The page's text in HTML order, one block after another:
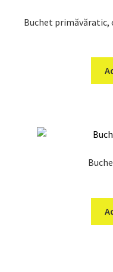
Buchet primăvăratic,